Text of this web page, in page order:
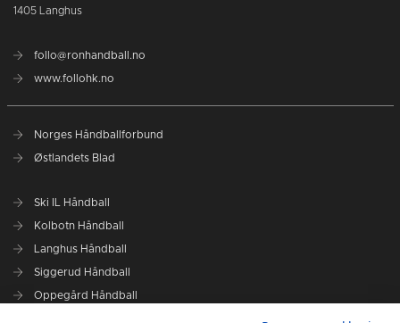
1405 Langhus
follo@ronhandball.no
www.follohk.no
Norges Håndballforbund
Østlandets Blad
Ski IL Håndball
Kolbotn Håndball
Langhus Håndball
Siggerud Håndball
Oppegård Håndball